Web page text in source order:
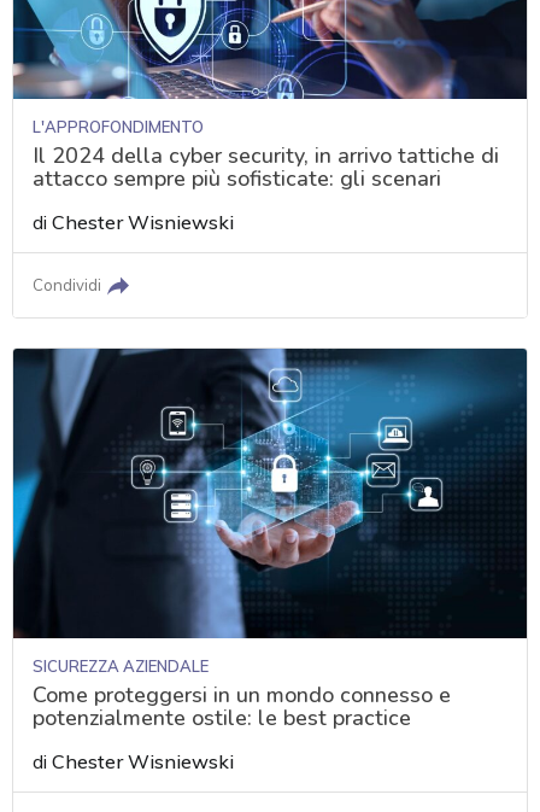
L'APPROFONDIMENTO
Il 2024 della cyber security, in arrivo tattiche di
attacco sempre più sofisticate: gli scenari
diChester Wisniewski
Condividi
SICUREZZA AZIENDALE
Come proteggersi in un mondo connesso e
potenzialmente ostile: le best practice
diChester Wisniewski